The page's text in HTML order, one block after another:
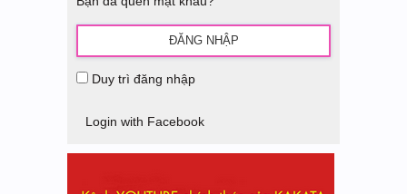
Duy trì đăng nhập
Login with Facebook